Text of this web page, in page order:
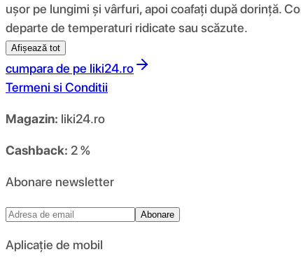
ușor pe lungimi și vârfuri, apoi coafați după dorință.
departe de temperaturi ridicate sau scăzute.
Afișează tot
cumpara de pe liki24.ro
Termeni si Conditii
Magazin: liki24.ro
Cashback: 2 %
Abonare newsletter
Abonare
Aplicație de mobil